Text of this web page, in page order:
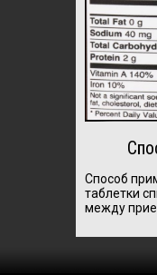
Способ
таблетки
между